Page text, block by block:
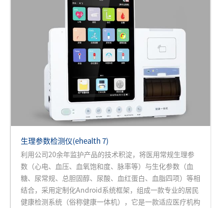
生理参数检测仪(ehealth 7)
利用公司20余年监护产品的技术积淀，将医用常规生理参
数（心电、血压、血氧饱和度、脉率等）与生化参数（血
糖、尿常规、总胆固醇、尿酸、血红蛋白、血脂四项）等相
结合，采用定制化Android系统框架，组成一款专业的居民
健康检测系统（俗称健康一体机），它是一款适应医疗机构